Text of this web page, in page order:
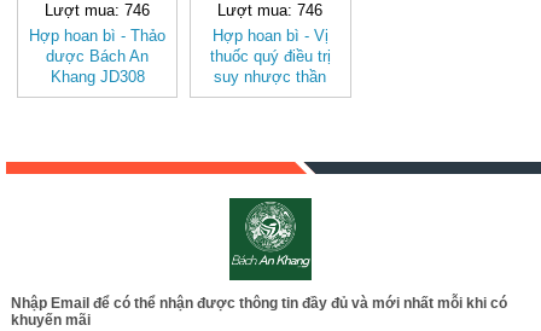
Lượt mua: 746
Hợp hoan bì - Thảo
dược Bách An
Khang JD308
hophoanbi
Lượt mua: 746
Hợp hoan bì - Vị
thuốc quý điều trị
suy nhược thần
kinh, mất ngủ JD308
Nhập Email để có thể nhận được thông tin đầy đủ và mới nhất mỗi khi có
khuyến mãi